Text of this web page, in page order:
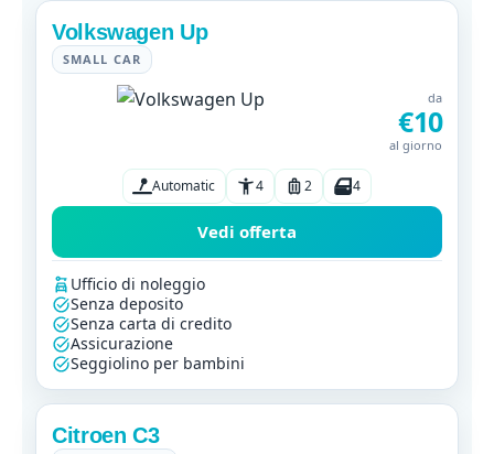
Volkswagen Up
SMALL CAR
da
€10
al giorno
Automatic 4 2 4
Vedi offerta
Ufficio di noleggio
Senza deposito
Senza carta di credito
Assicurazione
Seggiolino per bambini
Citroen C3